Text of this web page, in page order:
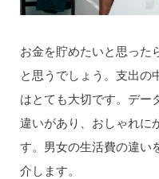
お金を貯めたいと思った
と思うでしょう。支出の
はとても大切です。デー
違いがあり、おしゃれに
す。男女の生活費の違い
介します。